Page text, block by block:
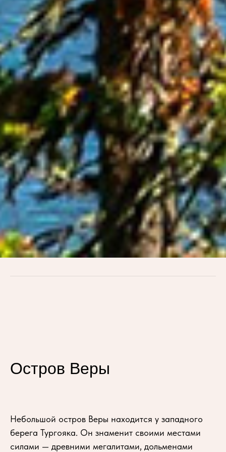
Остров Веры
Небольшой остров Веры находится у западного
берега Тургояка. Он знаменит своими местами
силами — древними мегалитами, дольменами